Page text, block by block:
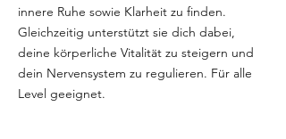
innere Ruhe sowie Klarheit zu finden.
Gleichzeitig unterstützt sie dich dabei,
deine körperliche Vitalität zu steigern und
dein Nervensystem zu regulieren. Für alle
Level geeignet.